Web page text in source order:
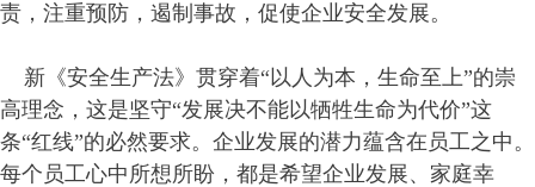
责，注重预防，遏制事故，促使企业安全发展。
新《安全生产法》贯穿着“以人为本，生命至上”的崇
高理念，这是坚守“发展决不能以牺牲生命为代价”这
条“红线”的必然要求。企业发展的潜力蕴含在员工之中。
每个员工心中所想所盼，都是希望企业发展、家庭幸